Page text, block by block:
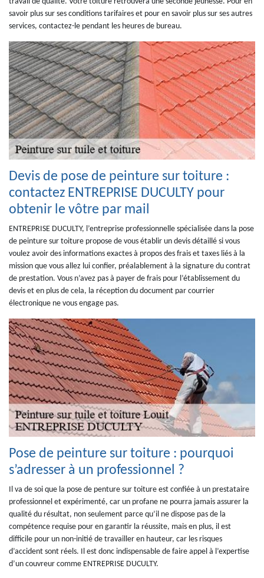
savoir plus sur ses conditions tarifaires et pour en savoir plus sur ses autres
services, contactez-le pendant les heures de bureau.
Devis de pose de peinture sur toiture :
contactez ENTREPRISE DUCULTY pour
obtenir le vôtre par mail
ENTREPRISE DUCULTY, l’entreprise professionnelle spécialisée dans la pose
de peinture sur toiture propose de vous établir un devis détaillé si vous
voulez avoir des informations exactes à propos des frais et taxes liés à la
mission que vous allez lui confier, préalablement à la signature du contrat
de prestation. Vous n’avez pas à payer de frais pour l’établissement du
devis et en plus de cela, la réception du document par courrier
électronique ne vous engage pas.
Pose de peinture sur toiture : pourquoi
s’adresser à un professionnel ?
Il va de soi que la pose de penture sur toiture est confiée à un prestataire
professionnel et expérimenté, car un profane ne pourra jamais assurer la
qualité du résultat, non seulement parce qu’il ne dispose pas de la
compétence requise pour en garantir la réussite, mais en plus, il est
difficile pour un non-initié de travailler en hauteur, car les risques
d’accident sont réels. Il est donc indispensable de faire appel à l’expertise
d’un couvreur comme ENTREPRISE DUCULTY.